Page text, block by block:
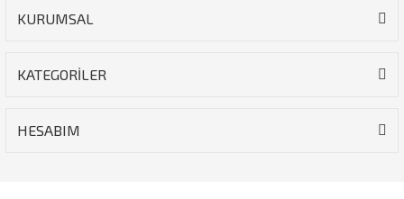
KURUMSAL
KATEGORİLER
HESABIM